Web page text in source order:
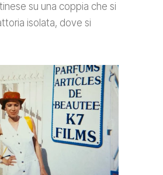
su una coppia che si
isolata, dove si